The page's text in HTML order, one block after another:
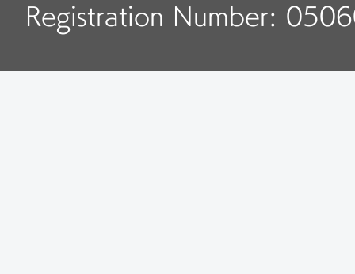
Registration Number: